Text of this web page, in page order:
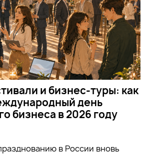
и бизнес-туры: как
день
бизнеса в 2026 году
в России вновь